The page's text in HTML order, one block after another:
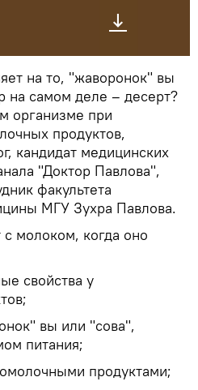
на то, "жаворонок" вы
на самом деле – десерт?
организме при
продуктов,
кандидат медицинских
"Доктор Павлова",
факультета
МГУ Зухра Павлова.
молоком, когда оно
свойства у
вы или "сова",
питания;
продуктами;